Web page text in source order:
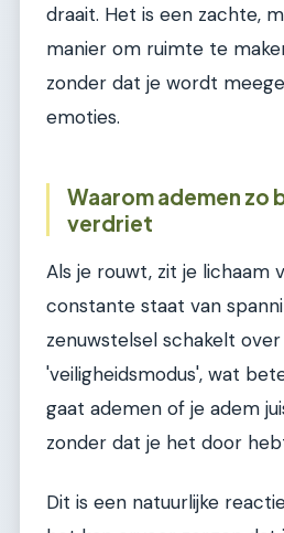
draait. Het is een zachte,
manier om ruimte te
zonder dat je wordt
emoties.
Waarom ademen zo
verdriet
Als je rouwt, zit je lichaam
constante staat van
zenuwstelsel schakelt
'veiligheidsmodus', wat
gaat ademen of je adem
zonder dat je het door
Dit is een natuurlijke